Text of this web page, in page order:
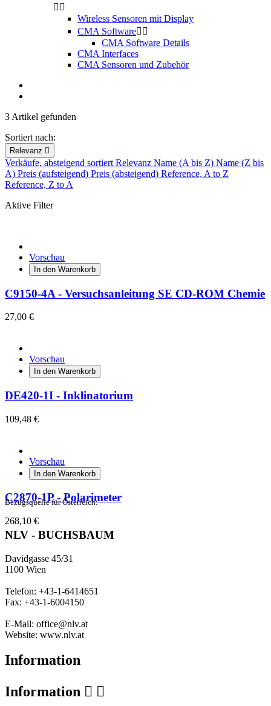
 
Wireless Sensoren mit Display
CMA Software 
CMA Software Details
CMA Interfaces
CMA Sensoren und Zubehör
3 Artikel gefunden
Sortiert nach:
Relevanz 
Verkäufe, absteigend sortiert Relevanz Name (A bis Z) Name (Z bis
A) Preis (aufsteigend) Preis (absteigend) Reference, A to Z
Reference, Z to A
Aktive Filter
Vorschau
In den Warenkorb
C9150-4A - Versuchsanleitung SE CD-ROM Chemie
27,00 €
Vorschau
In den Warenkorb
DE420-1I - Inklinatorium
109,48 €
Vorschau
In den Warenkorb
C2870-1P - Polarimeter
268,10 €
Bezugsquelle für Österreich:
NLV - BUCHSBAUM
Davidgasse 45/31
1100 Wien
Telefon: +43-1-6414651
Fax: +43-1-6004150
E-Mail: office@nlv.at
Website: www.nlv.at
Information
Information  